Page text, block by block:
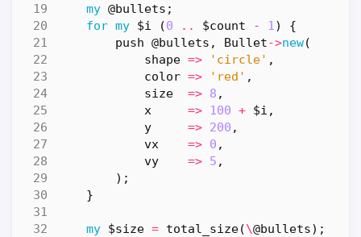
my @bullets ;
for my $i (0 .. $count - 1)
{
push @bullets , Bullet->new(
shape => 'circle' ,
color => 'red' ,
size
=> 8 ,
x
=> 100 + $i ,
y
=> 200 ,
vx
=> 0 ,
vy
=> 5 ,
);
}
my $size = total_size(\@bullets);